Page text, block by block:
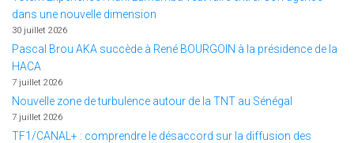
dans une nouvelle dimension
30 juillet 2026
Pascal Brou AKA succède à René BOURGOIN à la présidence de la
HACA
7 juillet 2026
Nouvelle zone de turbulence autour de la TNT au Sénégal
7 juillet 2026
TF1/CANAL+ : comprendre le désaccord sur la diffusion des